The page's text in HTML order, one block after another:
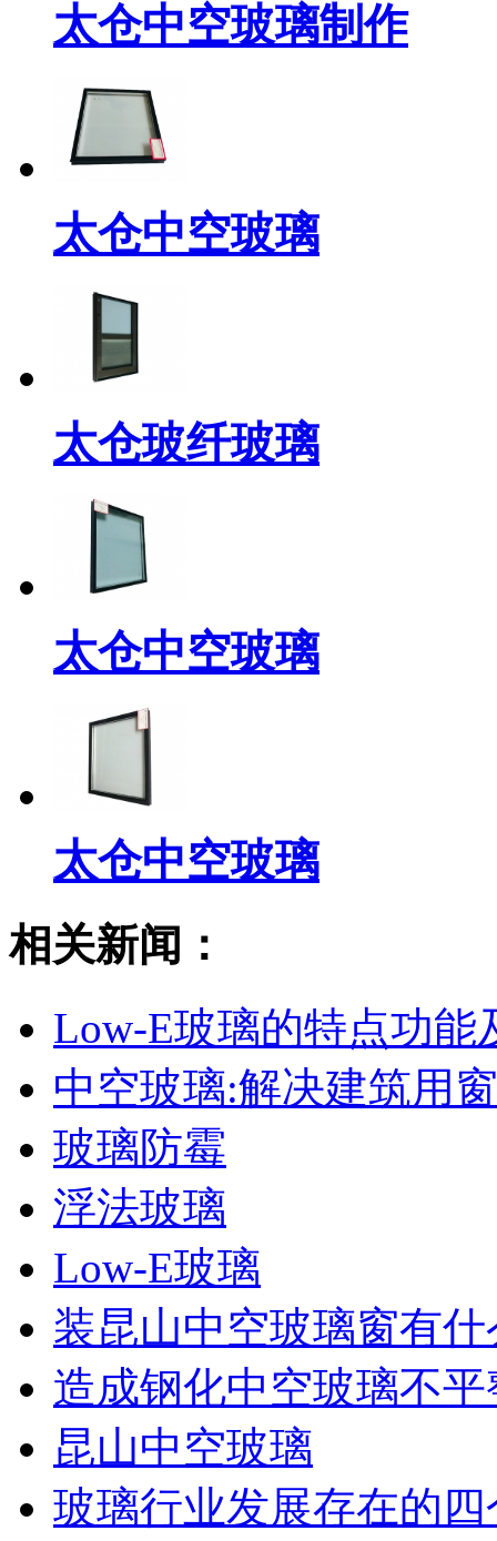
太仓中空玻璃制作
太仓中空玻璃
太仓玻纤玻璃
太仓中空玻璃
太仓中空玻璃
相关新闻：
Low-E玻璃的特点功能
中空玻璃:解决建筑用
玻璃防霉
浮法玻璃
Low-E玻璃
装昆山中空玻璃窗有
造成钢化中空玻璃不
昆山中空玻璃
玻璃行业发展存在的